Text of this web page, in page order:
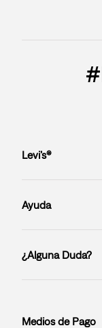
Levi’s®
Ayuda
¿Alguna Duda?
Medios de Pago